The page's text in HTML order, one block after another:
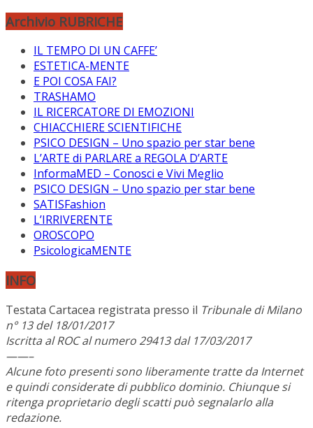
Archivio RUBRICHE
IL TEMPO DI UN CAFFE’
ESTETICA-MENTE
E POI COSA FAI?
TRASHAMO
IL RICERCATORE DI EMOZIONI
CHIACCHIERE SCIENTIFICHE
PSICO DESIGN – Uno spazio per star bene
L’ARTE di PARLARE a REGOLA D’ARTE
InformaMED – Conosci e Vivi Meglio
PSICO DESIGN – Uno spazio per star bene
SATISFashion
L’IRRIVERENTE
OROSCOPO
PsicologicaMENTE
INFO
Testata Cartacea registrata presso il Tribunale di Milano
n° 13 del 18/01/2017
Iscritta al ROC al numero 29413 dal 17/03/2017
——–
Alcune foto presenti sono liberamente tratte da Internet
e quindi considerate di pubblico dominio. Chiunque si
ritenga proprietario degli scatti può segnalarlo alla
redazione.